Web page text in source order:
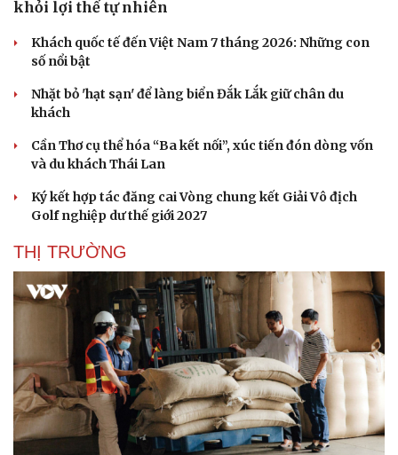
Văn hóa
Giải trí
khỏi lợi thế tự nhiên
Khách quốc tế đến Việt Nam 7 tháng 2026: Những con
số nổi bật
Nhặt bỏ 'hạt sạn' để làng biển Đắk Lắk giữ chân du
khách
Cần Thơ cụ thể hóa “Ba kết nối”, xúc tiến đón dòng vốn
và du khách Thái Lan
Ký kết hợp tác đăng cai Vòng chung kết Giải Vô địch
Golf nghiệp dư thế giới 2027
THỊ TRƯỜNG